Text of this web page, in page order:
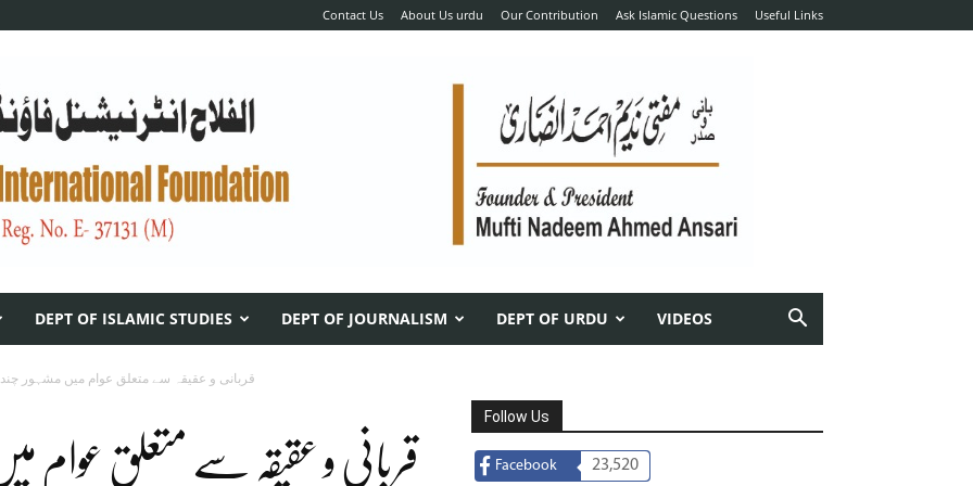
Contact Us About Us urdu Our Contribution Ask Islamic Questions Useful Links
DEPT OF ISLAMIC STUDIES DEPT OF JOURNALISM DEPT OF URDU VIDEOS
قربانی و عقیقہ سے متعلق عوام میں مشہور چند
قربانی و عقیقہ سے متعلق عوام
Follow Us
Facebook 23,520